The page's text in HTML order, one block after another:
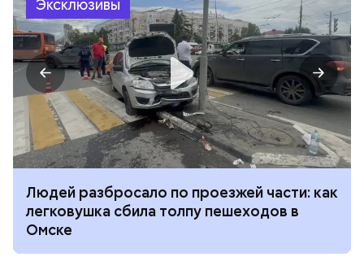
Эксклюзивы
Людей разбросало по проезжей части: как
легковушка сбила толпу пешеходов в
Омске